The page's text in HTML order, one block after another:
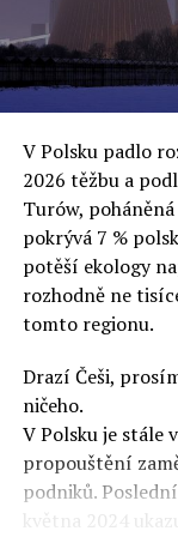
oslovuje své
uvěří a nebudou
Ziemkiewicz,
dodal: „Když se
podařilo prodat
000 euro, bylo to
velký úspěch. Za
milionu euro,
komentováno
kontrolorů
praní peněz či
Tuskova čísla
Ziemkiewicz.
Tusk tvrdil, že za
prodalo 600 000
vytvořena
ale pouze na to,
prostřednictvím
V Polsku padlo
2026 těžbu a
Turów,
pokrývá 7 %
potěší ekology
rozhodně ne
tomto regionu.
Drazí Češi,
ničeho.
V Polsku je stále
propouštění
podniků.
května 2024